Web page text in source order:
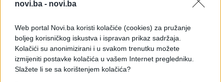
novi.ba - novi.ba
Web portal Novi.ba koristi kolačiće (cookies) za pružanje
boljeg korisničkog iskustva i ispravan prikaz sadržaja.
Kolačići su anonimizirani i u svakom trenutku možete
izmijeniti postavke kolačića u vašem Internet pregledniku.
Slažete li se sa korištenjem kolačića?
Iako je ubrzan puls od kofeina u većini slučajeva
bezopasan i prolazan, postoje situacije koje
zahtijevaju hitnu ljekarsku pomoć.